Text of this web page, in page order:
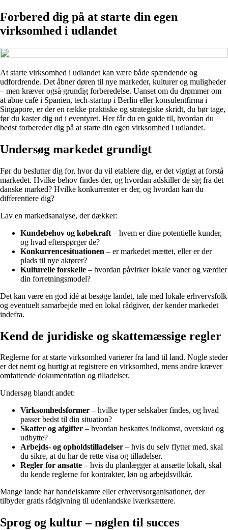
Forbered dig på at starte din egen
virksomhed i udlandet
At starte virksomhed i udlandet kan være både spændende og
udfordrende. Det åbner døren til nye markeder, kulturer og muligheder
– men kræver også grundig forberedelse. Uanset om du drømmer om
at åbne café i Spanien, tech-startup i Berlin eller konsulentfirma i
Singapore, er der en række praktiske og strategiske skridt, du bør tage,
før du kaster dig ud i eventyret. Her får du en guide til, hvordan du
bedst forbereder dig på at starte din egen virksomhed i udlandet.
Undersøg markedet grundigt
Før du beslutter dig for, hvor du vil etablere dig, er det vigtigt at forstå
markedet. Hvilke behov findes der, og hvordan adskiller de sig fra det
danske marked? Hvilke konkurrenter er der, og hvordan kan du
differentiere dig?
Lav en markedsanalyse, der dækker:
Kundebehov og købekraft – hvem er dine potentielle kunder,
og hvad efterspørger de?
Konkurrencesituationen – er markedet mættet, eller er der
plads til nye aktører?
Kulturelle forskelle – hvordan påvirker lokale vaner og værdier
din forretningsmodel?
Det kan være en god idé at besøge landet, tale med lokale erhvervsfolk
og eventuelt samarbejde med en lokal rådgiver, der kender markedet
indefra.
Kend de juridiske og skattemæssige regler
Reglerne for at starte virksomhed varierer fra land til land. Nogle steder
er det nemt og hurtigt at registrere en virksomhed, mens andre kræver
omfattende dokumentation og tilladelser.
Undersøg blandt andet:
Virksomhedsformer – hvilke typer selskaber findes, og hvad
passer bedst til din situation?
Skatter og afgifter – hvordan beskattes indkomst, overskud og
udbytte?
Arbejds- og opholdstilladelser – hvis du selv flytter med, skal
du sikre, at du har de rette visa og tilladelser.
Regler for ansatte – hvis du planlægger at ansætte lokalt, skal
du kende reglerne for kontrakter, løn og arbejdsvilkår.
Mange lande har handelskamre eller erhvervsorganisationer, der
tilbyder gratis rådgivning til udenlandske iværksættere.
Sprog og kultur – nøglen til succes